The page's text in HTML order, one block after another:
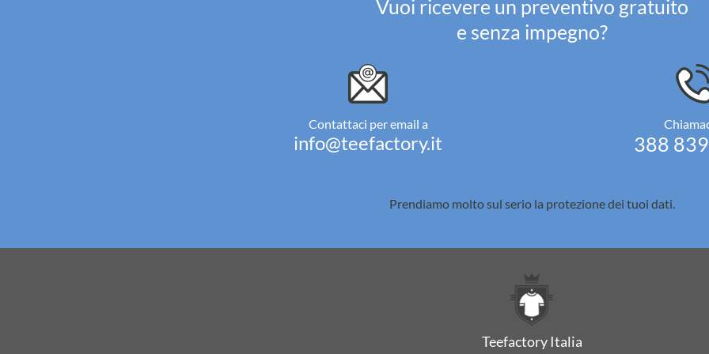
Vuoi ricevere un preventivo gratuito
e senza impegno?
Contattaci per email a
info@teefactory.it 388
Prendiamo molto sul serio la protezione dei tuoi dati.
Teefactory Italia